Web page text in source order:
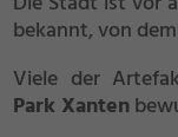
bekannt, von
Viele der
Park Xanten